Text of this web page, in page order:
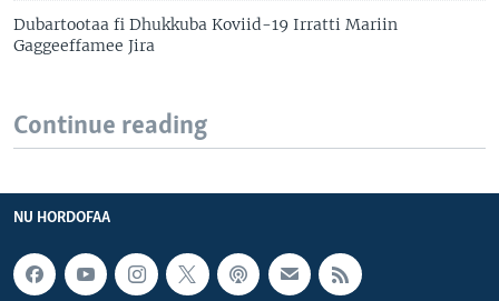
Dubartootaa fi Dhukkuba Koviid-19 Irratti Mariin
Gaggeeffamee Jira
Continue reading
NU HORDOFAA